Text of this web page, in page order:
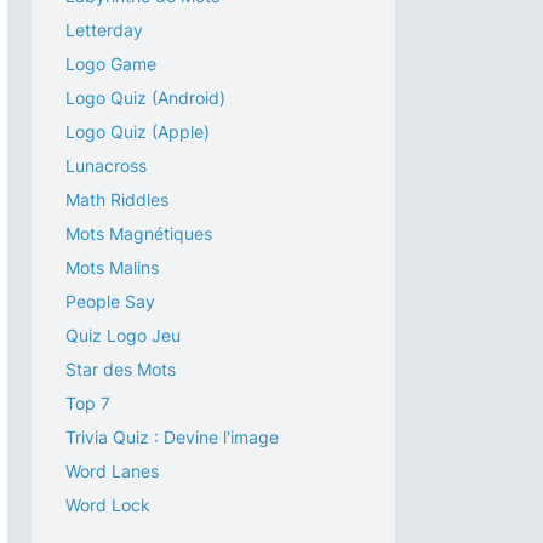
Letterday
Logo Game
Logo Quiz (Android)
Logo Quiz (Apple)
Lunacross
Math Riddles
Mots Magnétiques
Mots Malins
People Say
Quiz Logo Jeu
Star des Mots
Top 7
Trivia Quiz : Devine l'image
Word Lanes
Word Lock